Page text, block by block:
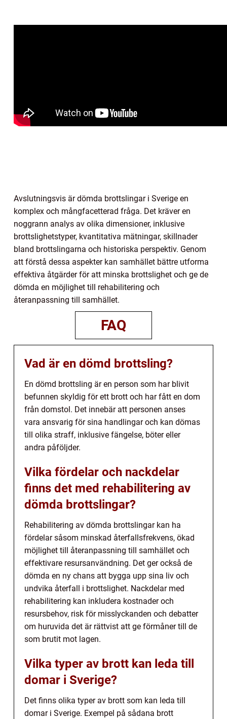
Avslutningsvis är dömda brottslingar i Sverige en
komplex och mångfacetterad fråga. Det kräver en
noggrann analys av olika dimensioner, inklusive
brottslighetstyper, kvantitativa mätningar, skillnader
bland brottslingarna och historiska perspektiv. Genom
att förstå dessa aspekter kan samhället bättre utforma
effektiva åtgärder för att minska brottslighet och ge de
dömda en möjlighet till rehabilitering och
återanpassning till samhället.
FAQ
Vad är en dömd brottsling?
En dömd brottsling är en person som har blivit
befunnen skyldig för ett brott och har fått en dom
från domstol. Det innebär att personen anses
vara ansvarig för sina handlingar och kan dömas
till olika straff, inklusive fängelse, böter eller
andra påföljder.
Vilka fördelar och nackdelar
finns det med rehabilitering av
dömda brottslingar?
Rehabilitering av dömda brottslingar kan ha
fördelar såsom minskad återfallsfrekvens, ökad
möjlighet till återanpassning till samhället och
effektivare resursanvändning. Det ger också de
dömda en ny chans att bygga upp sina liv och
undvika återfall i brottslighet. Nackdelar med
rehabilitering kan inkludera kostnader och
resursbehov, risk för misslyckanden och debatter
om huruvida det är rättvist att ge förmåner till de
som brutit mot lagen.
Vilka typer av brott kan leda till
domar i Sverige?
Det finns olika typer av brott som kan leda till
domar i Sverige. Exempel på sådana brott